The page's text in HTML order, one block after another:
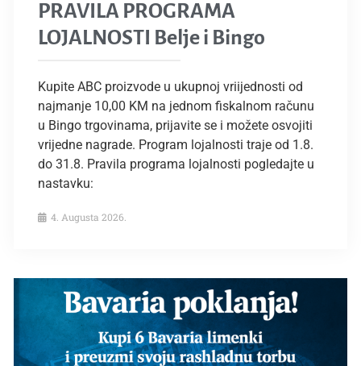
PRAVILA PROGRAMA
LOJALNOSTI Belje i Bingo
Kupite ABC proizvode u ukupnoj vriijednosti od
najmanje 10,00 KM na jednom fiskalnom računu
u Bingo trgovinama, prijavite se i možete osvojiti
vrijedne nagrade. Program lojalnosti traje od 1.8.
do 31.8. Pravila programa lojalnosti pogledajte u
nastavku:
4. Augusta 2026.